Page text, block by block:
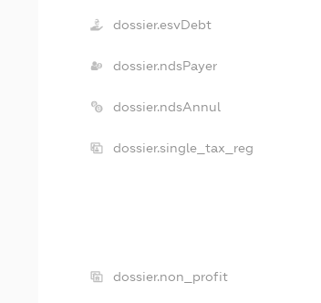
dossier.esvDebt
dossier.ndsPayer
dossier.ndsAnnul
dossier.single_tax_reg
dossier.non_profit